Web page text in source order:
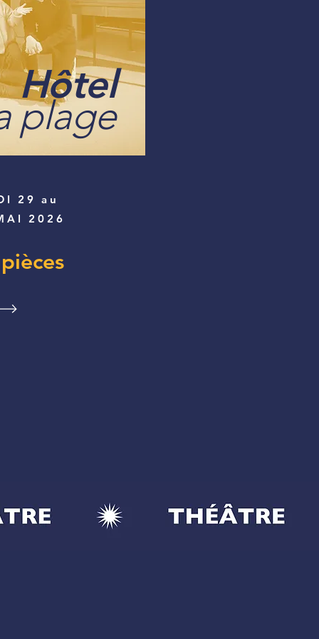
29 au
2026
Hôtel
plage